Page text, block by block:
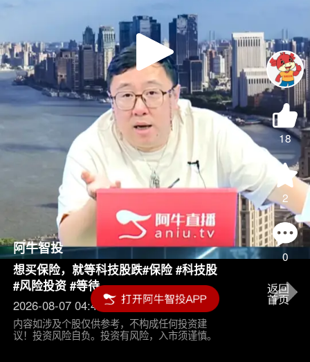
Play
Video
18
2
0
阿牛智投
想买保险，就等科技股跌#保险 #科技股
#风险投资 #等待
2026-08-07 04:45
内容如涉及个股仅供参考，不构成任何投资建
议！投资风险自负。投资有风险，入市须谨慎。